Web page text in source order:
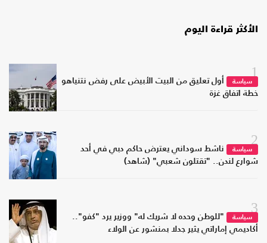
الأكثر قراءة اليوم
1
سياسة
أول تعليق من البيت الأبيض على رفض نتنياهو
خطة اتفاق غزة
2
سياسة
ناشط سوداني يعترض حاكم دبي في أحد
شوارع لندن.. "تقتلون شعبي" (شاهد)
3
سياسة
"للوطن وحده لا شريك له" ووزير يرد "كفو"..
أكاديمي إماراتي يثير جدلا بمنشور عن الولاء